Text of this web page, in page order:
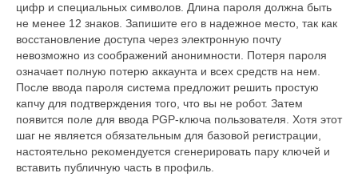
цифр и специальных символов. Длина пароля должна быть
не менее 12 знаков. Запишите его в надежное место, так как
восстановление доступа через электронную почту
невозможно из соображений анонимности. Потеря пароля
означает полную потерю аккаунта и всех средств на нем.
После ввода пароля система предложит решить простую
капчу для подтверждения того, что вы не робот. Затем
появится поле для ввода PGP-ключа пользователя. Хотя этот
шаг не является обязательным для базовой регистрации,
настоятельно рекомендуется сгенерировать пару ключей и
вставить публичную часть в профиль.